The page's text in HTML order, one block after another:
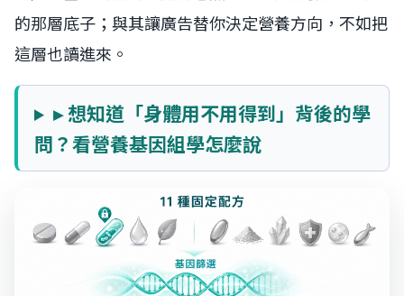
的那層底子；與其讓廣告替你決定營養方向，不如把
這層也讀進來。
▸ 想知道「身體用不用得到」背後的學
問？看營養基因組學怎麼說